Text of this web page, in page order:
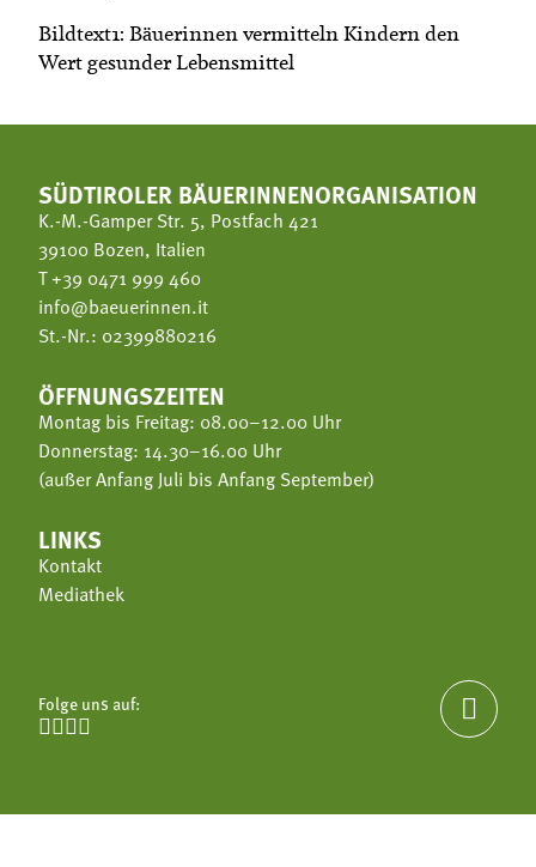
Bildtext1: Bäuerinnen vermitteln Kindern den
Wert gesunder Lebensmittel
SÜDTIROLER BÄUERINNENORGANISATION
K.-M.-Gamper Str. 5, Postfach 421
39100 Bozen, Italien
T+39 0471 999 460
info@baeuerinnen.it
St.-Nr.: 02399880216
ÖFFNUNGSZEITEN
Montag bis Freitag: 08.00–12.00 Uhr
Donnerstag: 14.30–16.00 Uhr
(außer Anfang Juli bis Anfang September)
LINKS
Kontakt
Mediathek
Folge uns auf:

